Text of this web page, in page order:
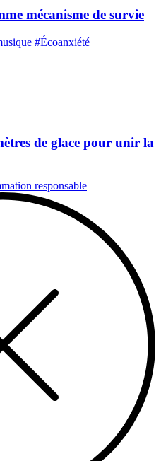
mécanisme de survie
#Écoanxiété
de glace pour unir la
responsable